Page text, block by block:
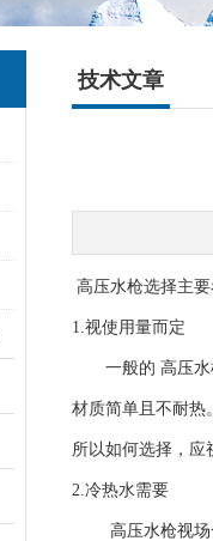
技术文章
高压水枪选择主
1.视使用量而定
一般的 高压
材质简单且不耐热
所以如何选择，应
2.冷热水需要
高压水枪视